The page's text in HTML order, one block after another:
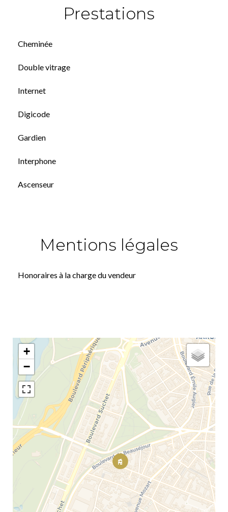
Prestations
Cheminée
Double vitrage
Internet
Digicode
Gardien
Interphone
Ascenseur
Mentions légales
Honoraires à la charge du vendeur
+
−